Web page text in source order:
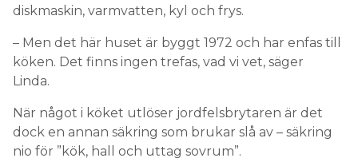
diskmaskin, varmvatten, kyl och frys.
– Men det här huset är byggt 1972 och har enfas till
köken. Det finns ingen trefas, vad vi vet, säger
Linda.
När något i köket utlöser jordfelsbrytaren är det
dock en annan säkring som brukar slå av – säkring
nio för ”kök, hall och uttag sovrum”.